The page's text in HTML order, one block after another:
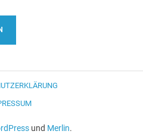
und Merlin.